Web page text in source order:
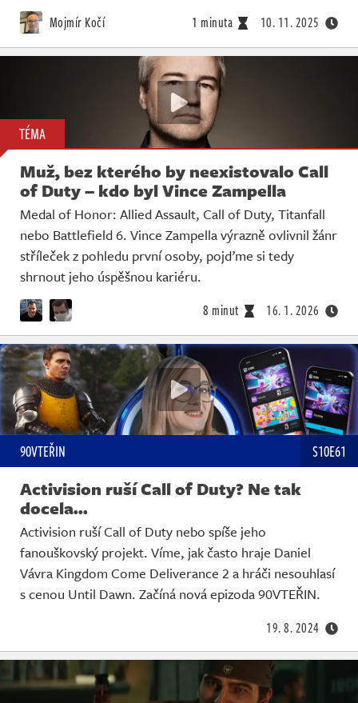
Mojmír Kočí 1 minuta 10. 11. 2025
TÉMA
Muž, bez kterého by neexistovalo Call
of Duty – kdo byl Vince Zampella
Medal of Honor: Allied Assault, Call of Duty, Titanfall
nebo Battlefield 6. Vince Zampella výrazně ovlivnil žánr
stříleček z pohledu první osoby, pojďme si tedy
shrnout jeho úspěšnou kariéru.
8 minut 16. 1. 2026
90VTEŘIN S10E61
Activision ruší Call of Duty? Ne tak
docela...
Activision ruší Call of Duty nebo spíše jeho
fanouškovský projekt. Víme, jak často hraje Daniel
Vávra Kingdom Come Deliverance 2 a hráči nesouhlasí
s cenou Until Dawn. Začíná nová epizoda 90VTEŘIN.
19. 8. 2024